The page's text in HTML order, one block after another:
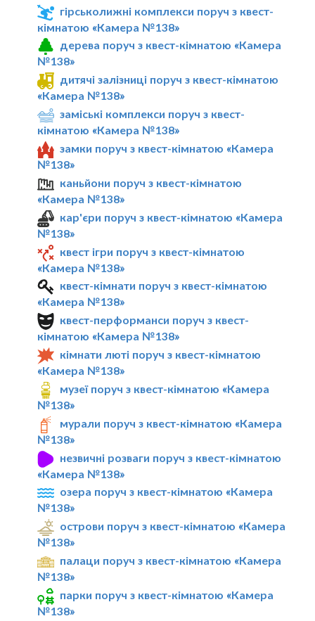
гірськолижні комплекси поруч з квест-
кімнатою «Камера №138»
дерева поруч з квест-кімнатою «Камера
№138»
дитячі залізниці поруч з квест-кімнатою
«Камера №138»
заміські комплекси поруч з квест-
кімнатою «Камера №138»
замки поруч з квест-кімнатою «Камера
№138»
каньйони поруч з квест-кімнатою
«Камера №138»
кар'єри поруч з квест-кімнатою «Камера
№138»
квест ігри поруч з квест-кімнатою
«Камера №138»
квест-кімнати поруч з квест-кімнатою
«Камера №138»
квест-перформанси поруч з квест-
кімнатою «Камера №138»
кімнати люті поруч з квест-кімнатою
«Камера №138»
музеї поруч з квест-кімнатою «Камера
№138»
мурали поруч з квест-кімнатою «Камера
№138»
незвичні розваги поруч з квест-кімнатою
«Камера №138»
озера поруч з квест-кімнатою «Камера
№138»
острови поруч з квест-кімнатою «Камера
№138»
палаци поруч з квест-кімнатою «Камера
№138»
парки поруч з квест-кімнатою «Камера
№138»